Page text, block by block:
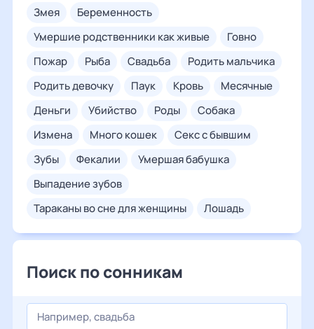
змея
беременность
умершие родственники как живые
говно
пожар
рыба свадьба
родить мальчика
родить девочку
паук кровь
месячные
деньги
убийство роды
собака
измена
много кошек
секс с бывшим
зубы
фекалии
умершая бабушка
выпадение зубов
тараканы во сне для женщины
лошадь
Поиск по сонникам